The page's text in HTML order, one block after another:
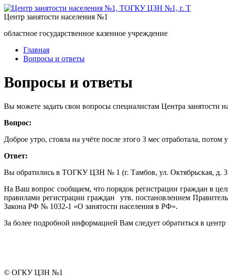
Центр занятости населения №1
областное государственное казенное учреждение
Главная
Вопросы и ответы
Вопросы и ответы
Вы можете задать свои вопросы специалистам Центра занятости
Вопрос:
Доброе утро, стояла на учёте после этого 3 мес отработала,
Ответ:
Вы обратились в ТОГКУ ЦЗН № 1 (г. Тамбов, ул. Октябрьская, д.
На Ваш вопрос сообщаем, что порядок регистрации граждан в
правилами регистрации граждан утв. постановлением
Закона РФ № 1032-1 «О занятости населения в РФ».
За более подробной информацией Вам следует обратиться в центр
© ОГКУ ЦЗН №1